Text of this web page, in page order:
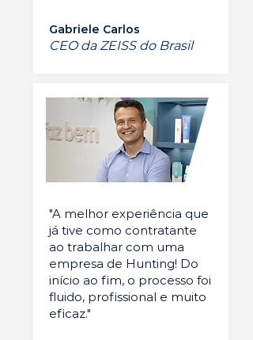
Gabriele Carlos
CEO da ZEISS do Brasil
"A melhor experiência que
já tive como contratante
ao trabalhar com uma
empresa de Hunting! Do
início ao fim, o processo foi
fluido, profissional e muito
eficaz."